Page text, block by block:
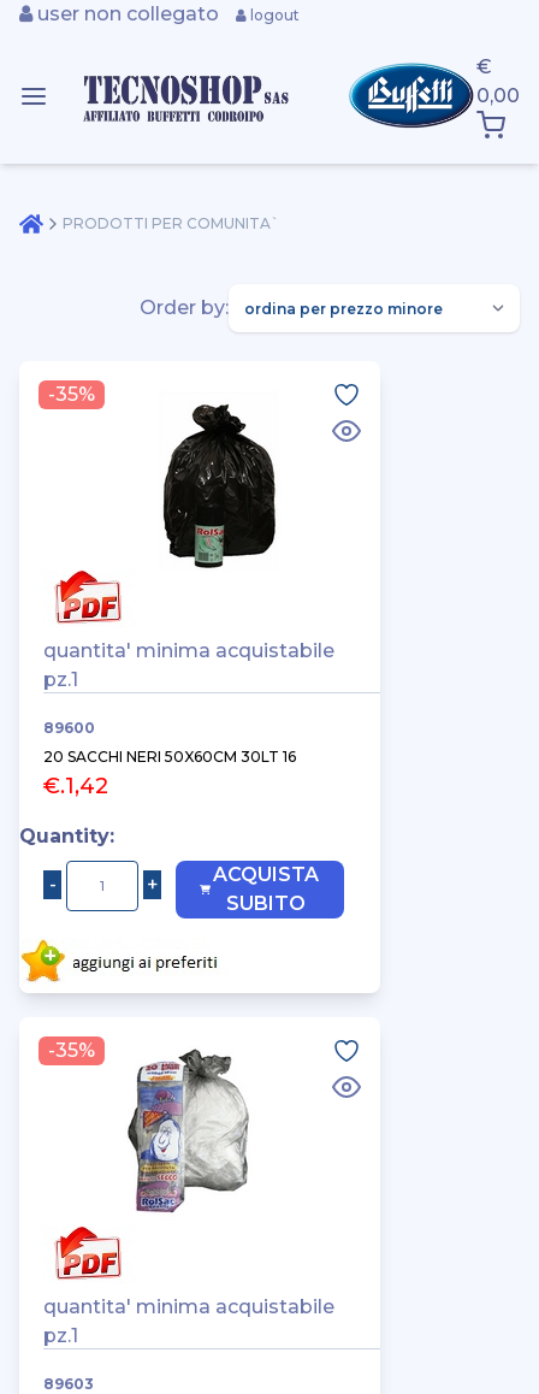
user non collegato logout
€
0,00
PRODOTTI PER COMUNITA`
Order by:
quantita' minima acquistabile
pz.1
89600
20 SACCHI NERI 50X60CM 30LT 16
€.1,42
Quantity:
ACQUISTA
SUBITO
-35%
quantita' minima acquistabile
pz.1
89603
-35%